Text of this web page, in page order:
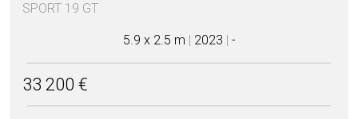
SPORT 19 GT
5.9 x 2.5 m | 2023 | -
33 200 €